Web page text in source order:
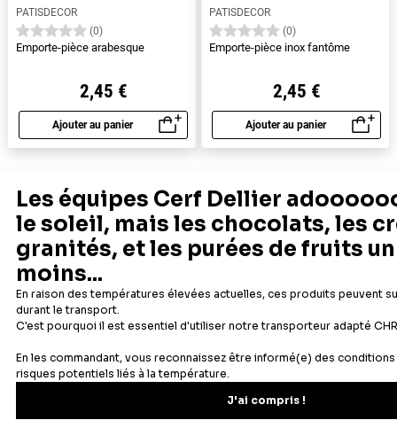
PATISDECOR
(0)
Emporte-pièce arabesque
2,45 €
Ajouter au panier
Aperçu rapide
PATISDECOR
(0)
Emporte-pièce inox fantôme
2,45 €
Ajouter au panier
Aperçu rapide
1 2 3 Suivant
Les questions fréquemment posées
Vous voulez en savoir plus ?
Qu'est-ce qu'un emporte-pièce ?